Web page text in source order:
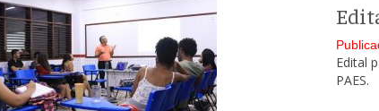
Edital
PAES.